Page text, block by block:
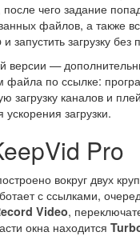
чего задание
файлов, а также
запустить загрузку
версии —
файла по ссылке:
загрузку каналов и
ускорения загрузки.
Pro
вокруг двух
с ссылками,
Video,
окна находится